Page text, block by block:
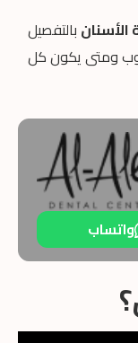
الأسنان بالتفصيل
ومتى يكون كل
واتساب